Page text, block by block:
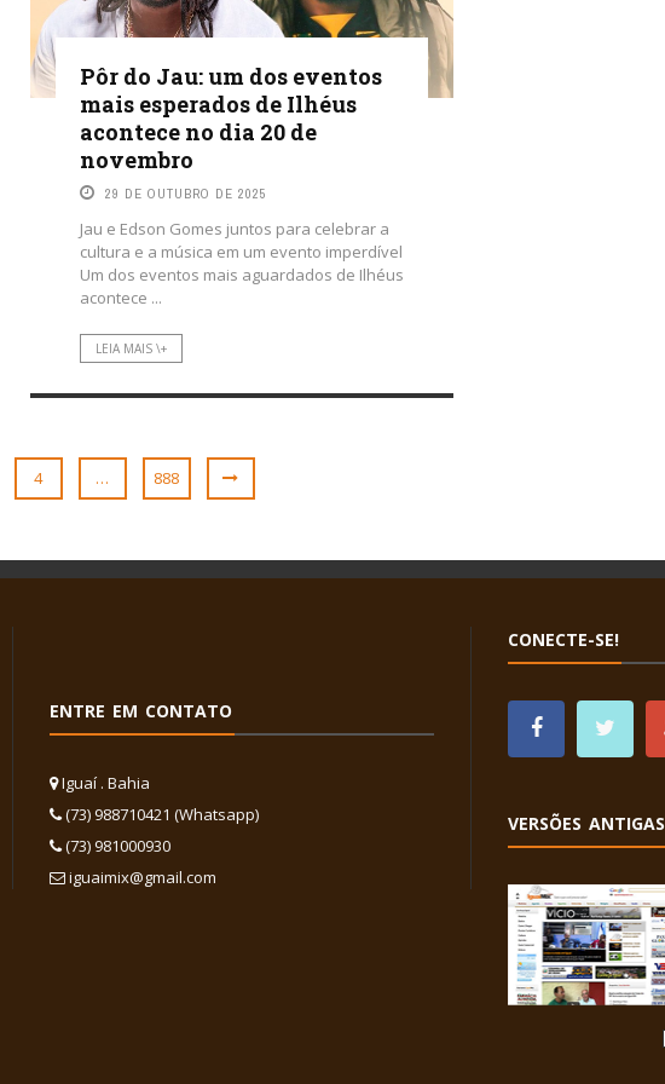
Pôr do Jau: um dos eventos
mais esperados de Ilhéus
acontece no dia 20 de
novembro
29 DE OUTUBRO DE 2025
Jau e Edson Gomes juntos para celebrar a
cultura e a música em um evento imperdível
Um dos eventos mais aguardados de Ilhéus
acontece ...
LEIA MAIS \+
4 … 888
ENTRE EM CONTATO
Iguaí . Bahia
(73) 988710421 (Whatsapp)
(73) 981000930
iguaimix@gmail.com
CONECTE-SE!
VERSÕES ANTIGAS